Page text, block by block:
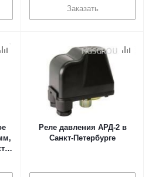
Заказать
Реле давления АРД-2 в
Санкт-Петербурге